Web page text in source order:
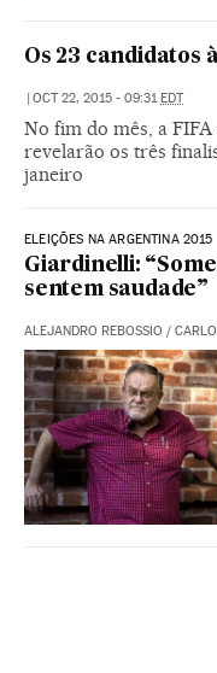
Os 23 candidatos
| OCT 22, 2015 - 09:31EDT
No fim do mês, a
revelarão os três
janeiro
ELEIÇÕES NA ARGENTINA 2015
Giardinelli:
sentem saudade”
ALEJANDRO REBOSSIO /